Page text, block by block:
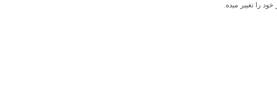
را تغییر میده.